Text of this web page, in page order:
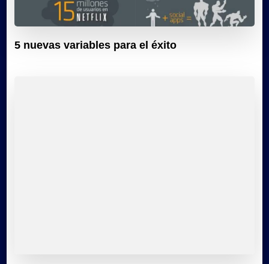
5 nuevas variables para el éxito